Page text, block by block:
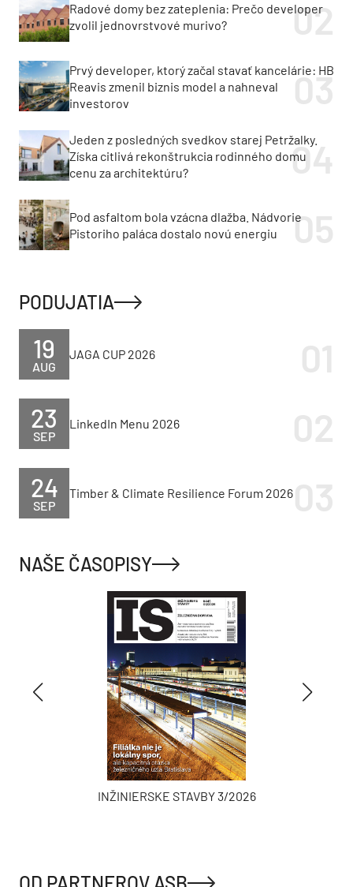
Radové domy bez zateplenia: Prečo developer
zvolil jednovrstvové murivo?
Prvý developer, ktorý začal stavať kancelárie: HB
Reavis zmenil biznis model a nahneval
investorov
Jeden z posledných svedkov starej Petržalky.
Získa citlivá rekonštrukcia rodinného domu
cenu za architektúru?
Pod asfaltom bola vzácna dlažba. Nádvorie
Pistoriho paláca dostalo novú energiu
PODUJATIA
AUG
19 JAGA CUP 2026
SEP
23 LinkedIn Menu 2026
SEP
24 Timber & Climate Resilience Forum 2026
NAŠE ČASOPISY
INŽINIERSKE STAVBY 3/2026